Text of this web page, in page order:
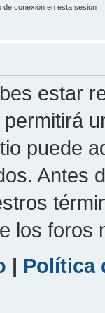
de conexión en esta sesión
estar
puede
Antes
los foros
| Política